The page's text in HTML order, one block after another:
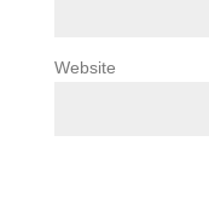
Website